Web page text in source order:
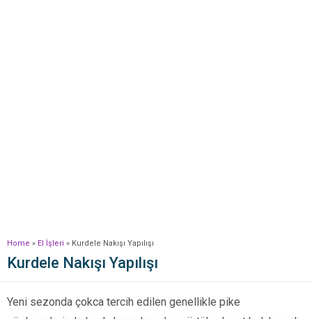
Home » El İşleri » Kurdele Nakışı Yapılışı
Kurdele Nakışı Yapılışı
Yeni sezonda çokca tercih edilen genellikle pike